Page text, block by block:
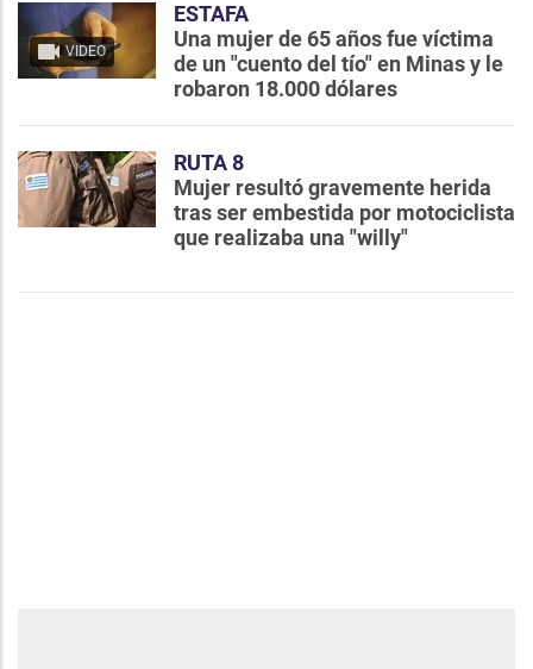
VIDEO
ESTAFA
Una mujer de 65 años fue víctima
de un "cuento del tío" en Minas y le
robaron 18.000 dólares
RUTA 8
Mujer resultó gravemente herida
tras ser embestida por motociclista
que realizaba una "willy"